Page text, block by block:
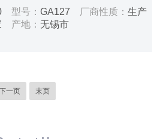
的化学物质，高效净化通风柜及
室内的空气。
型号： GA127 厂商性质： 生产
产地： 无锡市
一页 末页